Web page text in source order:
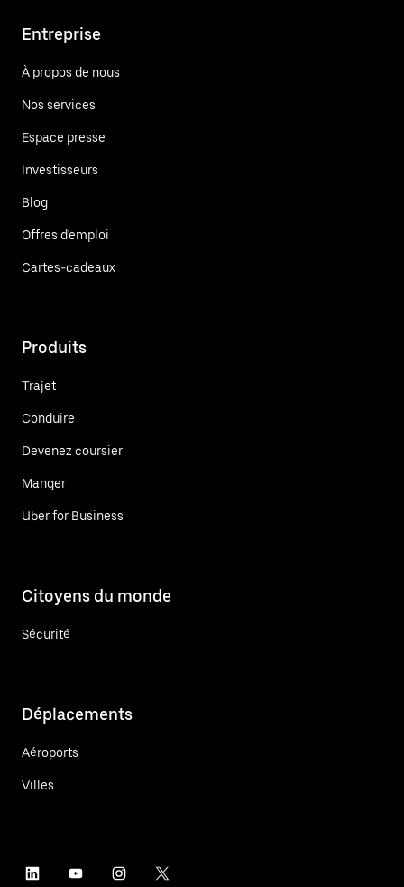
Entreprise
À propos de nous
Nos services
Espace presse
Investisseurs
Blog
Offres d'emploi
Cartes-cadeaux
Produits
Trajet
Conduire
Devenez coursier
Manger
Uber for Business
Citoyens du monde
Sécurité
Déplacements
Aéroports
Villes